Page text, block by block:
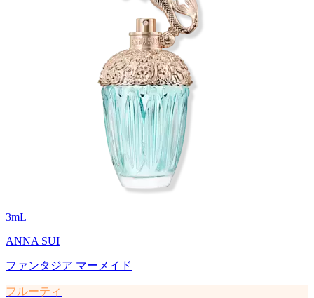
3mL
ANNA SUI
ファンタジア マーメイド
フルーティ